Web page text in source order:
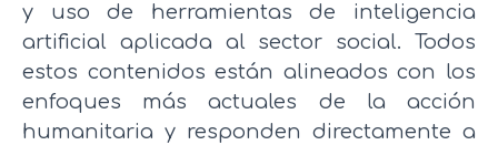
y uso de herramientas de inteligencia
artificial aplicada al sector social. Todos
estos contenidos están alineados con los
enfoques más actuales de la acción
humanitaria y responden directamente a